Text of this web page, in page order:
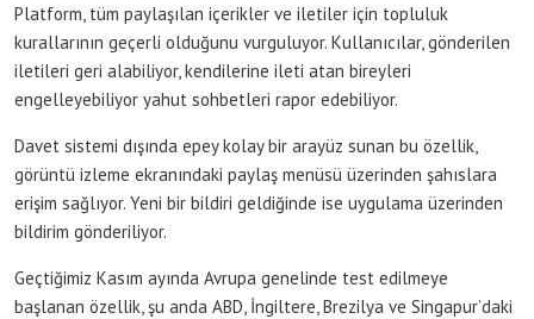
Platform, tüm paylaşılan içerikler ve iletiler için topluluk
kurallarının geçerli olduğunu vurguluyor. Kullanıcılar, gönderilen
iletileri geri alabiliyor, kendilerine ileti atan bireyleri
engelleyebiliyor yahut sohbetleri rapor edebiliyor.
Davet sistemi dışında epey kolay bir arayüz sunan bu özellik,
görüntü izleme ekranındaki paylaş menüsü üzerinden şahıslara
erişim sağlıyor. Yeni bir bildiri geldiğinde ise uygulama üzerinden
bildirim gönderiliyor.
Geçtiğimiz Kasım ayında Avrupa genelinde test edilmeye
başlanan özellik, şu anda ABD, İngiltere, Brezilya ve Singapur’daki